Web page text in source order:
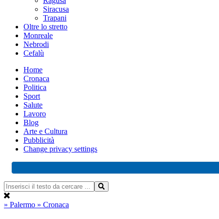
Siracusa
Trapani
Oltre lo stretto
Monreale
Nebrodi
Cefalù
Home
Cronaca
Politica
Sport
Salute
Lavoro
Blog
Arte e Cultura
Pubblicità
Change privacy settings
» Palermo » Cronaca